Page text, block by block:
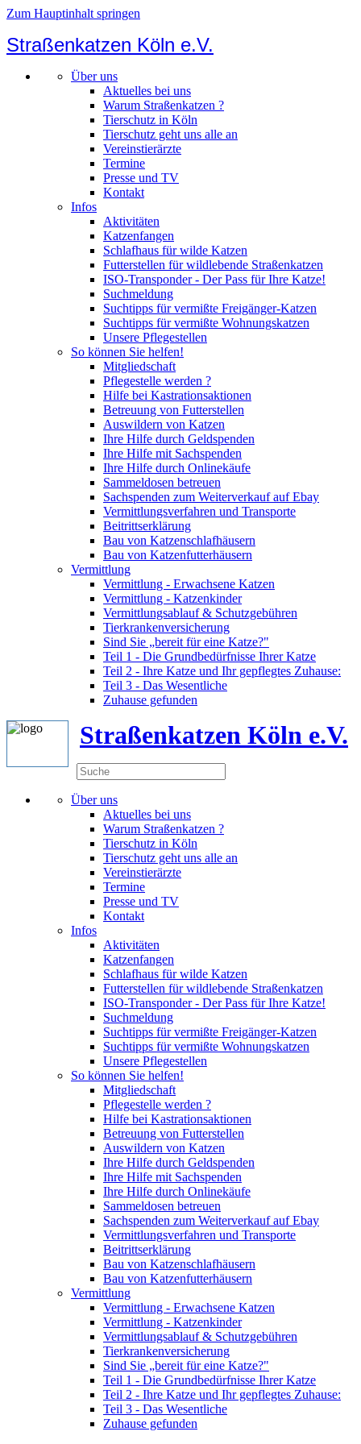
Zum Hauptinhalt springen
Straßenkatzen Köln e.V.
Über uns
Aktuelles bei uns
Warum Straßenkatzen ?
Tierschutz in Köln
Tierschutz geht uns alle an
Vereinstierärzte
Termine
Presse und TV
Kontakt
Infos
Aktivitäten
Katzenfangen
Schlafhaus für wilde Katzen
Futterstellen für wildlebende Straßenkatzen
ISO-Transponder - Der Pass für Ihre Katze!
Suchmeldung
Suchtipps für vermißte Freigänger-Katzen
Suchtipps für vermißte Wohnungskatzen
Unsere Pflegestellen
So können Sie helfen!
Mitgliedschaft
Pflegestelle werden ?
Hilfe bei Kastrationsaktionen
Betreuung von Futterstellen
Auswildern von Katzen
Ihre Hilfe durch Geldspenden
Ihre Hilfe mit Sachspenden
Ihre Hilfe durch Onlinekäufe
Sammeldosen betreuen
Sachspenden zum Weiterverkauf auf Ebay
Vermittlungsverfahren und Transporte
Beitrittserklärung
Bau von Katzenschlafhäusern
Bau von Katzenfutterhäusern
Vermittlung
Vermittlung - Erwachsene Katzen
Vermittlung - Katzenkinder
Vermittlungsablauf & Schutzgebühren
Tierkrankenversicherung
Sind Sie „bereit für eine Katze?"
Teil 1 - Die Grundbedürfnisse Ihrer Katze
Teil 2 - Ihre Katze und Ihr gepflegtes Zuhause:
Teil 3 - Das Wesentliche
Zuhause gefunden
Straßenkatzen Köln e.V.
Über uns
Aktuelles bei uns
Warum Straßenkatzen ?
Tierschutz in Köln
Tierschutz geht uns alle an
Vereinstierärzte
Termine
Presse und TV
Kontakt
Infos
Aktivitäten
Katzenfangen
Schlafhaus für wilde Katzen
Futterstellen für wildlebende Straßenkatzen
ISO-Transponder - Der Pass für Ihre Katze!
Suchmeldung
Suchtipps für vermißte Freigänger-Katzen
Suchtipps für vermißte Wohnungskatzen
Unsere Pflegestellen
So können Sie helfen!
Mitgliedschaft
Pflegestelle werden ?
Hilfe bei Kastrationsaktionen
Betreuung von Futterstellen
Auswildern von Katzen
Ihre Hilfe durch Geldspenden
Ihre Hilfe mit Sachspenden
Ihre Hilfe durch Onlinekäufe
Sammeldosen betreuen
Sachspenden zum Weiterverkauf auf Ebay
Vermittlungsverfahren und Transporte
Beitrittserklärung
Bau von Katzenschlafhäusern
Bau von Katzenfutterhäusern
Vermittlung
Vermittlung - Erwachsene Katzen
Vermittlung - Katzenkinder
Vermittlungsablauf & Schutzgebühren
Tierkrankenversicherung
Sind Sie „bereit für eine Katze?"
Teil 1 - Die Grundbedürfnisse Ihrer Katze
Teil 2 - Ihre Katze und Ihr gepflegtes Zuhause:
Teil 3 - Das Wesentliche
Zuhause gefunden